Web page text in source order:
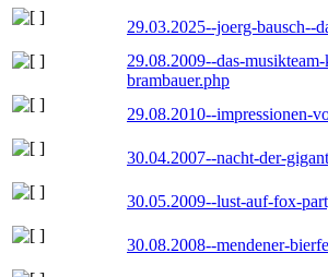
29.03.2025--joerg-bausch--
29.08.2009--das-
brambauer.php
29.08.2010--impressionen-
30.04.2007--nacht-der-
30.05.2009--lust-auf-fox-
30.08.2008--mendener-